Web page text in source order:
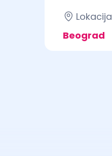
Lokacija
Beograd